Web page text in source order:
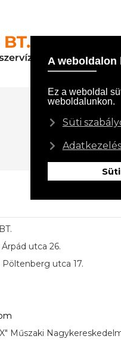
RÓLUNK
utca 26.
Pöltenberg utca 17.
Műszaki